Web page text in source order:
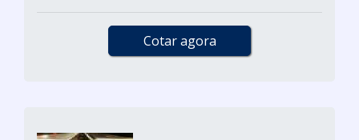
Cotar agora